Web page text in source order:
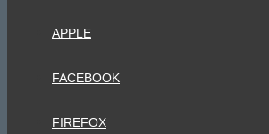
APPLE
FACEBOOK
FIREFOX